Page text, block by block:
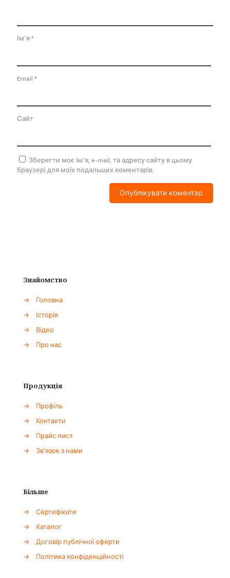
Ім'я*
Email *
Сайт
Зберегти моє ім'я, e-mail, та адресу сайту в цьому
браузері для моїх подальших коментарів.
Знайомство
→
Головна
→
Історія
→
Відео
→
Про нас
Продукція
→
Профіль
→
Контакти
→
Прайс лист
→
Зв'язок з нами
Більше
→
Сертифікати
→
Каталог
→
Договір публічної оферти
→
Політика конфіденційності